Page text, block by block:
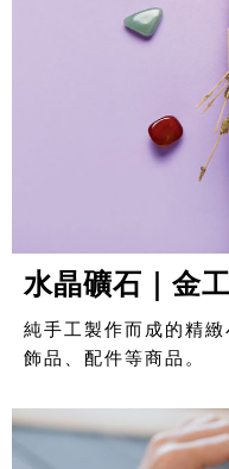
水晶礦石｜金
純手工製作而成的精
飾品、配件等商品。